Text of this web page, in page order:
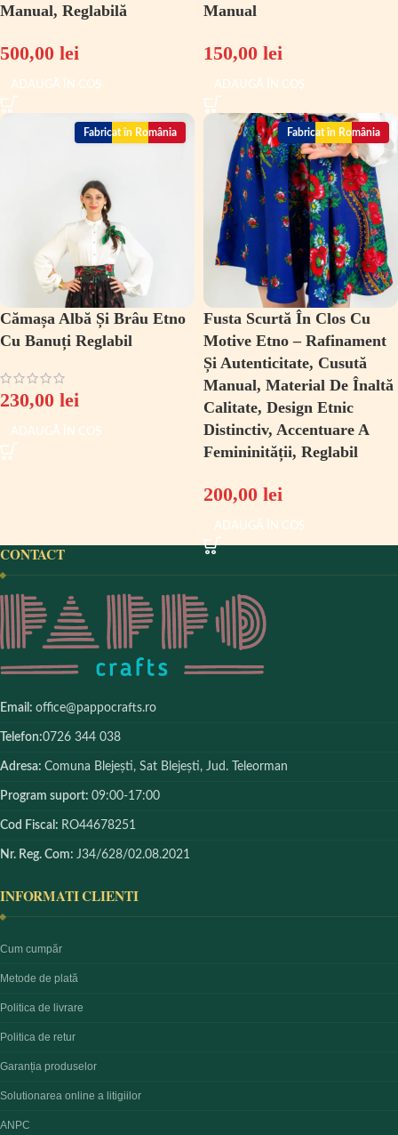
Manual, Reglabilă
500,00 lei
ADAUGĂ ÎN COȘ
Manual
150,00 lei
ADAUGĂ ÎN COȘ
Fabricat în România
Cămașa Albă Și Brâu Etno
Cu Banuți Reglabil
230,00 lei
ADAUGĂ ÎN COȘ
Fabricat în România
Fusta Scurtă În Clos Cu
Motive Etno – Rafinament
Și Autenticitate, Cusută
Manual, Material De Înaltă
Calitate, Design Etnic
Distinctiv, Accentuare A
Femininității, Reglabil
200,00 lei
ADAUGĂ ÎN COȘ
CONTACT
Email: office@pappocrafts.ro
Telefon:0726 344 038
Adresa: Comuna Blejești, Sat Blejești, Jud. Teleorman
Program suport: 09:00-17:00
Cod Fiscal: RO44678251
Nr. Reg. Com: J34/628/02.08.2021
INFORMATI CLIENTI
Cum cumpăr
Metode de plată
Politica de livrare
Politica de retur
Garanția produselor
Solutionarea online a litigiilor
ANPC